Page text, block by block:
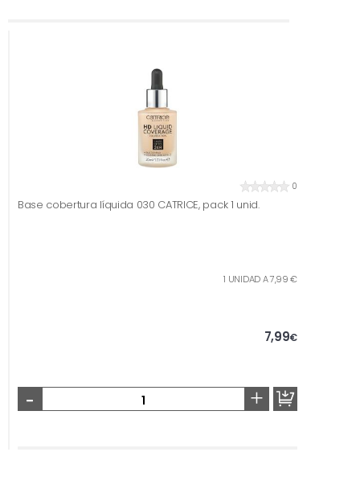
0
Base cobertura líquida 030 CATRICE, pack 1 unid.
1 UNIDAD A 7,99 €
7,99€
- +